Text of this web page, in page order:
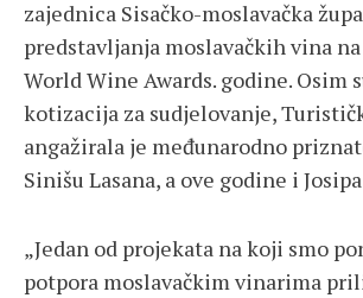
zajednica Sisačko-moslavačka
predstavljanja moslavačkih vina
World Wine Awards. godine. Osim
kotizacija za sudjelovanje,
angažirala je međunarodno
Sinišu Lasana, a ove godine i
„Jedan od projekata na koji smo
potpora moslavačkim vinarima